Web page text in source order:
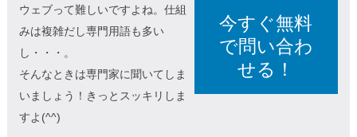
ウェブって難しいですよね。仕組
みは複雑だし専門用語も多い
し・・・。
そんなときは専門家に聞いてしま
いましょう！きっとスッキリしま
すよ(^^)
今すぐ無料
で問い合わ
せる！